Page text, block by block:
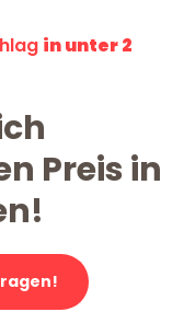
in unter 2
Preis in